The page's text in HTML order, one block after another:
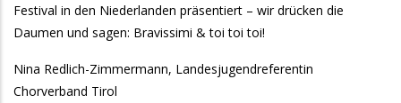
Festival in den Niederlanden präsentiert – wir drücken die
Daumen und sagen: Bravissimi & toi toi toi!
Nina Redlich-Zimmermann, Landesjugendreferentin
Chorverband Tirol